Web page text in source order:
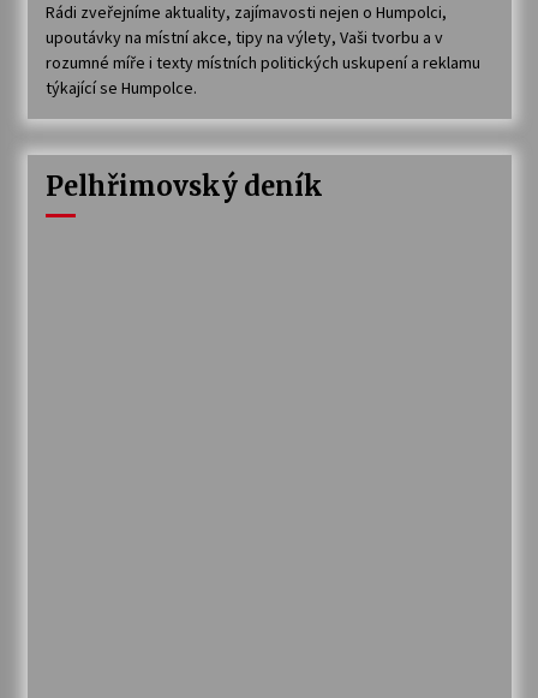
Rádi zveřejníme aktuality, zajímavosti nejen o Humpolci,
upoutávky na místní akce, tipy na výlety, Vaši tvorbu a v
rozumné míře i texty místních politických uskupení a reklamu
týkající se Humpolce.
Pelhřimovský deník